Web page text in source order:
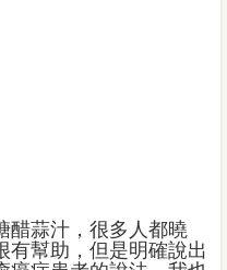
醋蒜汁，很多人都曉
有幫助，但是明確說出